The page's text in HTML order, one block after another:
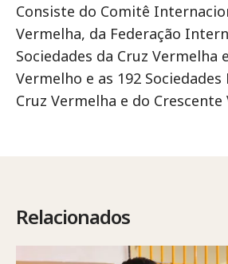
Consiste do Comitê
Vermelha, da Federação
Sociedades da Cruz Vermelha
Vermelho e as 192 Sociedades
Cruz Vermelha e do Crescente
Relacionados